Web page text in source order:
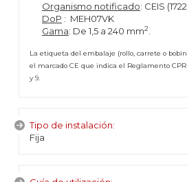
Organismo notificado: CEIS
DoP : MEH07VK
Gama: De 1,5 a 240 mm2
La etiqueta del embalaje (rollo, carrete o
el marcado CE que indica el Reglamento CPR
y 9.
Tipo de instalación:
Fija